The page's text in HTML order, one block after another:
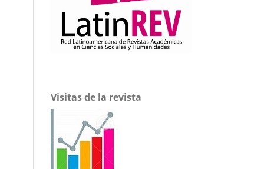
Visitas de la revista